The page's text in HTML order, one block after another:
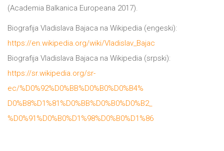
(Academia Balkanica Europeana 2017).
Biografija Vladislava Bajaca na Wikipedia (engeski):
https://en.wikipedia.org/wiki/Vladislav_Bajac
Biografija Vladislava Bajaca na Wikipedia (srpski):
https://sr.wikipedia.org/sr-
ec/%D0%92%D0%BB%D0%B0%D0%B4%
D0%B8%D1%81%D0%BB%D0%B0%D0%B2_
%D0%91%D0%B0%D1%98%D0%B0%D1%86